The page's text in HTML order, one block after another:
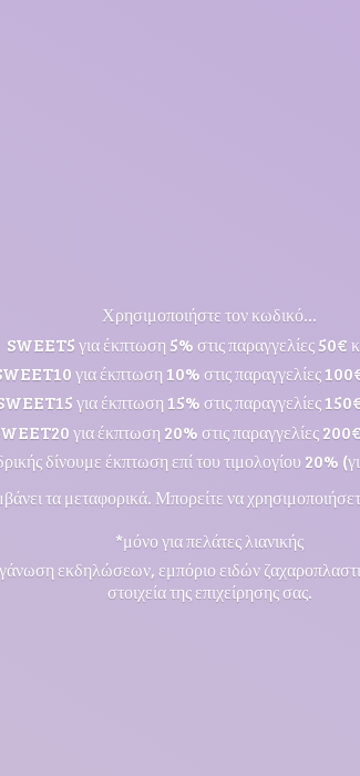
Χρησιμοποιήστε τον κωδικό...
SWEET5 για έκπτωση 5% στις παραγγελίες 50€
για έκπτωση 10% στις παραγγελίες
για έκπτωση 15% στις παραγγελίες
για έκπτωση 20% στις παραγγελίες
δίνουμε έκπτωση επί του τιμολογίου 20%
τα μεταφορικά. Μπορείτε να
*μόνο για πελάτες λιανικής
εκδηλώσεων, εμπόριο ειδών
στοιχεία της επιχείρησης σας.